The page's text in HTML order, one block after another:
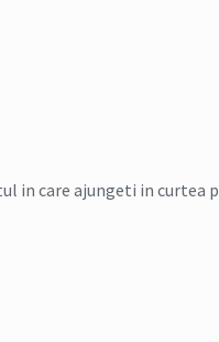
in care ajungeti in curtea